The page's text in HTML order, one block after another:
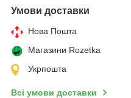
Умови доставки
Нова Пошта
Магазини Rozetka
Укрпошта
Всі умови доставки